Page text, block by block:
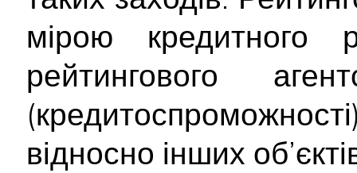
мірою
рейтингового
відносно інших